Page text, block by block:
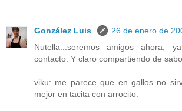
González Luis
26 de enero de
Nutella...seremos amigos ahora,
contacto. Y claro compartiendo de
viku: me parece que en gallos no
mejor en tacita con arrocito.